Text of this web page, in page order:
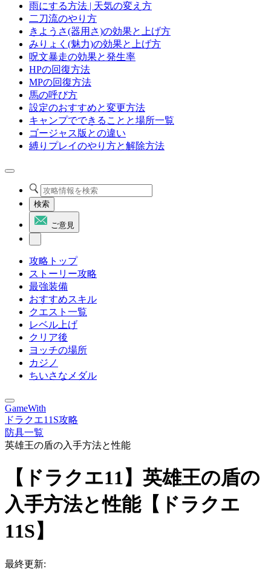
雨にする方法 | 天気の変え方
二刀流のやり方
きようさ(器用さ)の効果と上げ方
みりょく(魅力)の効果と上げ方
呪文暴走の効果と発生率
HPの回復方法
MPの回復方法
馬の呼び方
設定のおすすめと変更方法
キャンプでできることと場所一覧
ゴージャス版との違い
縛りプレイのやり方と解除方法
検索
ご意見
攻略トップ
ストーリー攻略
最強装備
おすすめスキル
クエスト一覧
レベル上げ
クリア後
ヨッチの場所
カジノ
ちいさなメダル
GameWith
ドラクエ11S攻略
防具一覧
英雄王の盾の入手方法と性能
【ドラクエ11】英雄王の盾の
入手方法と性能【ドラクエ
11S】
最終更新: